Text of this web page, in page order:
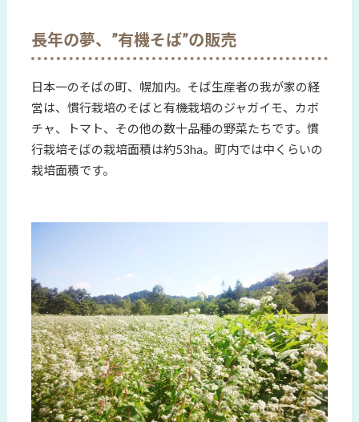
長年の夢、”有機そば”の販売
日本一のそばの町、幌加内。そば生産者の我が家の経
営は、慣行栽培のそばと有機栽培のジャガイモ、カボ
チャ、トマト、その他の数十品種の野菜たちです。慣
行栽培そばの栽培面積は約53ha。町内では中くらいの
栽培面積です。